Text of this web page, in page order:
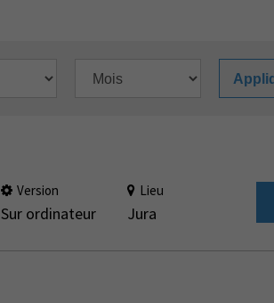
Version
Sur ordinateur
Lieu
Jura